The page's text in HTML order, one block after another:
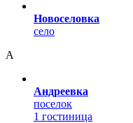
Новоселовка
село
А
Андреевка
поселок
1 гостиница